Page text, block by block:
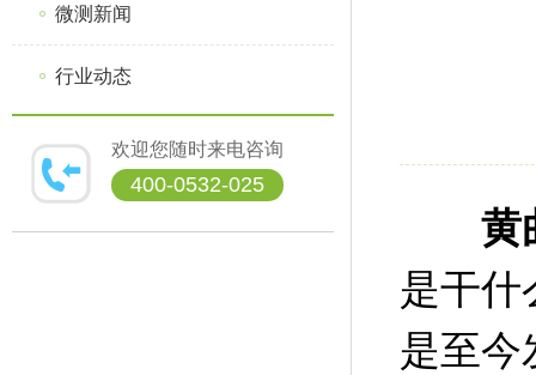
微测新闻
行业动态
欢迎您随时来电咨询
400-0532-025
黄
是干什
是至今